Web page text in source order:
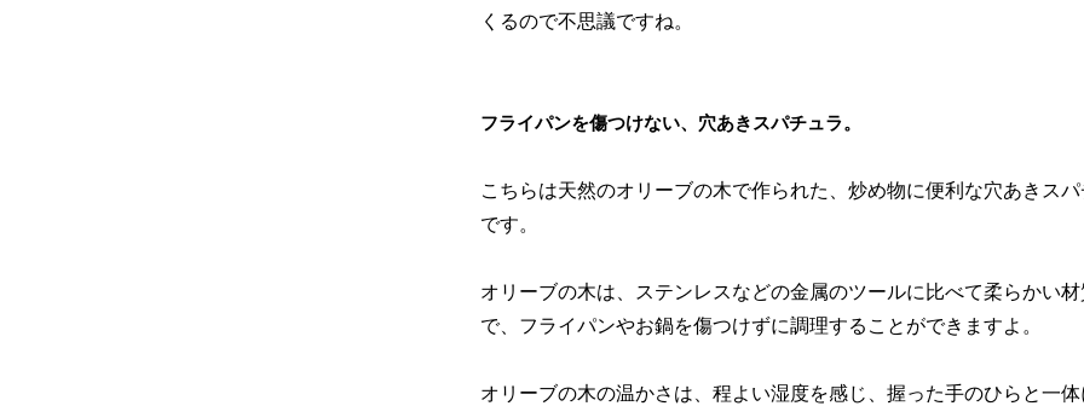
くるので不思議ですね。
フライパンを傷つけない、穴あきスパチュラ。
こちらは天然のオリーブの木で作られた、炒め物に便利な穴あきス
です。
オリーブの木は、ステンレスなどの金属のツールに比べて柔らかい
で、フライパンやお鍋を傷つけずに調理することができますよ。
オリーブの木の温かさは、程よい湿度を感じ、握った手のひらと一